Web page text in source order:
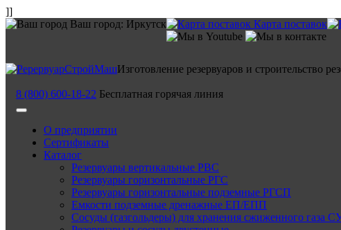
]]
Ваш город: Иркутск Карта поставок
Изготовление резервуаров и строительство
8 (800) 600-18-22 Бесплатная горячая линия
О предприятии
Сертификаты
Каталог
Резервуары вертикальные РВС
Резервуары горизонтальные РГС
Резервуары горизонтальные подземные РГСП
Емкости подземные дренажные ЕП/ЕПП
Сосуды (газгольдеры) для хранения сжиженного газа